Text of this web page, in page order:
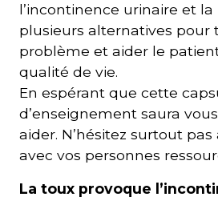
l’incontinence urinaire et la
plusieurs alternatives pour
problème et aider le
qualité de vie.
En espérant que cette
d’enseignement saura
aider. N’hésitez surtout
avec vos personnes
La toux provoque